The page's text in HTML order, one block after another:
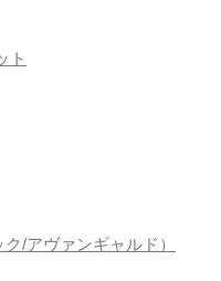
ト
/アヴァンギャルド）